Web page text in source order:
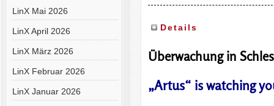
LinX Mai 2026
LinX April 2026
LinX März 2026
LinX Februar 2026
LinX Januar 2026
Details
Überwachung in
„Artus“ is watching